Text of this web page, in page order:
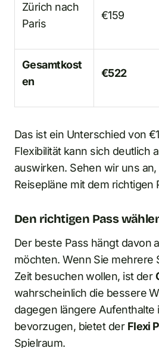
Zürich nach
Paris
€159
Gesamtkost
en
€522
Das ist ein Unterschied von
Flexibilität kann sich deutlich
auswirken. Sehen wir uns an,
Reisepläne mit dem richtigen
Den richtigen Pass
Der beste Pass hängt davon
möchten. Wenn Sie mehrere
Zeit besuchen wollen, ist der
wahrscheinlich die bessere
dagegen längere Aufenthalte
bevorzugen, bietet der Flexi
Spielraum.